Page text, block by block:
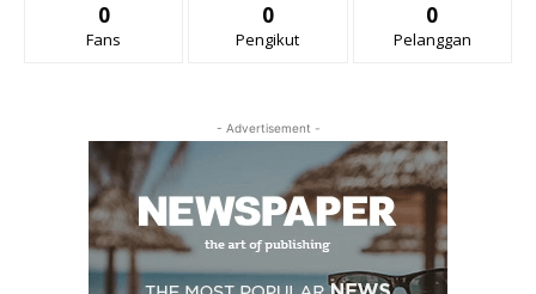
0
Fans
0
Pengikut
0
Pelanggan
- Advertisement -